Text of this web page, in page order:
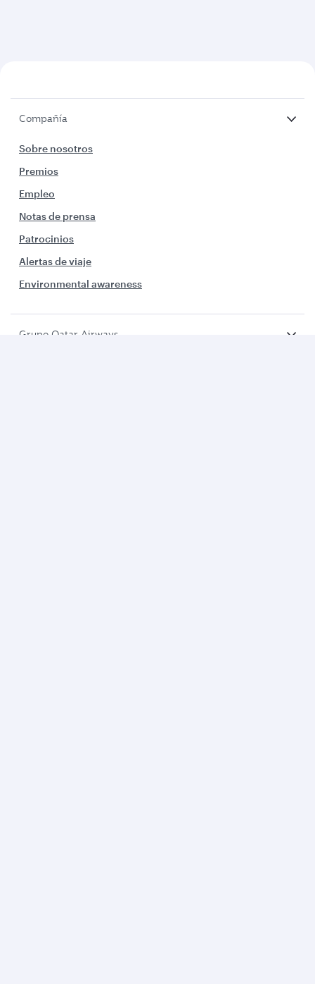
Compañía
Sobre nosotros
Premios
Empleo
Notas de prensa
Patrocinios
Alertas de viaje
Environmental awareness
Grupo Qatar Airways